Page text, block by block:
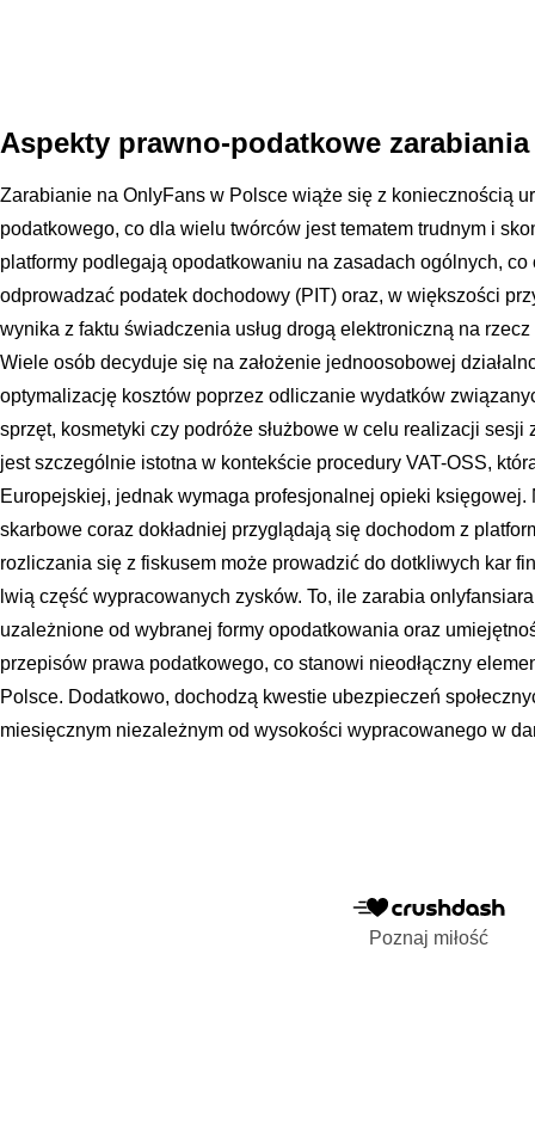
Aspekty prawno-podatkowe
Zarabianie na OnlyFans w Polsce wiąże się z koniecznością
podatkowego, co dla wielu twórców jest tematem trudnym i
platformy podlegają opodatkowaniu na zasadach ogólnych, co
odprowadzać podatek dochodowy (PIT) oraz, w większości
wynika z faktu świadczenia usług drogą elektroniczną na
Wiele osób decyduje się na założenie jednoosobowej
optymalizację kosztów poprzez odliczanie wydatków
sprzęt, kosmetyki czy podróże służbowe w celu realizacji
jest szczególnie istotna w kontekście procedury VAT-OSS,
Europejskiej, jednak wymaga profesjonalnej opieki
skarbowe coraz dokładniej przyglądają się dochodom z
rozliczania się z fiskusem może prowadzić do dotkliwych kar
lwią część wypracowanych zysków. To, ile zarabia
uzależnione od wybranej formy opodatkowania oraz
przepisów prawa podatkowego, co stanowi nieodłączny
Polsce. Dodatkowo, dochodzą kwestie ubezpieczeń
miesięcznym niezależnym od wysokości wypracowanego w
Poznaj miłość